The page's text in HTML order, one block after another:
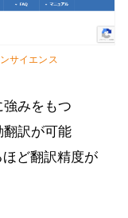
サイエンス
みをもつ
翻訳が可能
ど翻訳精度が